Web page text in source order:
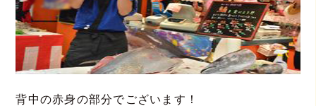
背中の赤身の部分でございます！